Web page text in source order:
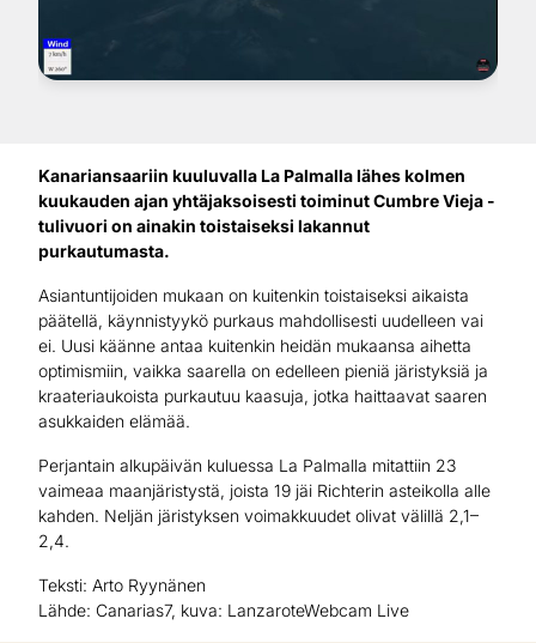
Kanariansaariin kuuluvalla La Palmalla lähes kolmen
kuukauden ajan yhtäjaksoisesti toiminut Cumbre Vieja -
tulivuori on ainakin toistaiseksi lakannut
purkautumasta.
Asiantuntijoiden mukaan on kuitenkin toistaiseksi aikaista
päätellä, käynnistyykö purkaus mahdollisesti uudelleen vai
ei. Uusi käänne antaa kuitenkin heidän mukaansa aihetta
optimismiin, vaikka saarella on edelleen pieniä järistyksiä ja
kraateriaukoista purkautuu kaasuja, jotka haittaavat saaren
asukkaiden elämää.
Perjantain alkupäivän kuluessa La Palmalla mitattiin 23
vaimeaa maanjäristystä, joista 19 jäi Richterin asteikolla alle
kahden. Neljän järistyksen voimakkuudet olivat välillä 2,1–
2,4.
Teksti: Arto Ryynänen
Lähde: Canarias7, kuva: LanzaroteWebcam Live